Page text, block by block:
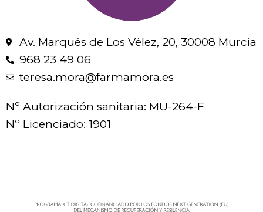
Av. Marqués de Los Vélez, 20, 30008 Murcia
968 23 49 06
teresa.mora@farmamora.es
Nº Autorización sanitaria: MU-264-F
Nº Licenciado: 1901